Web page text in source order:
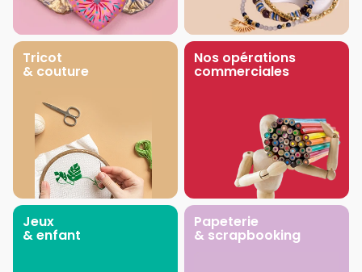
Tricot
& couture
Nos opérations
commerciales
Jeux
& enfant
Papeterie
& scrapbooking